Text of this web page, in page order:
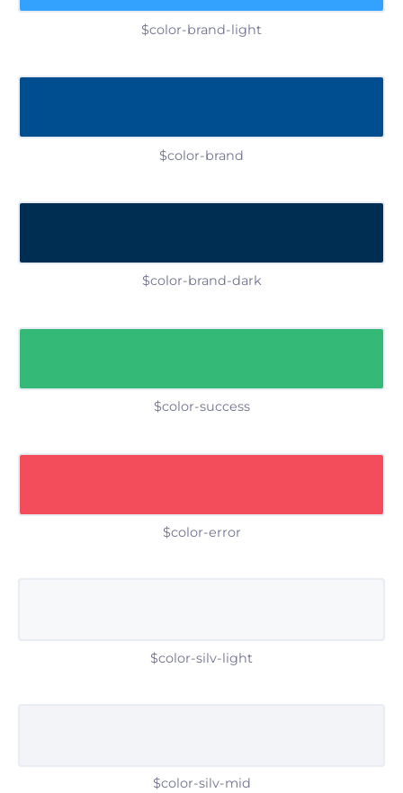
$color-brand-light
$color-brand
$color-brand-dark
$color-success
$color-error
$color-silv-light
$color-silv-mid